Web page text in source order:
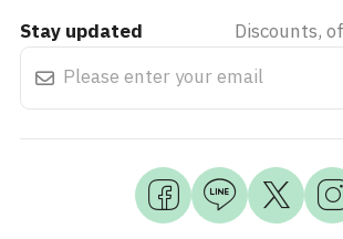
Stay updated
Discounts,